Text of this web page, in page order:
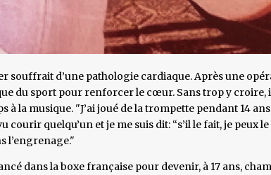
souffrait d’une pathologie cardiaque. Après une
du sport pour renforcer le cœur. Sans trop y croire, il
la musique. "J’ai joué de la trompette pendant 14 ans
courir quelqu’un et je me suis dit: “s’il le fait, je peux
l’engrenage."
dans la boxe française pour devenir, à 17 ans,